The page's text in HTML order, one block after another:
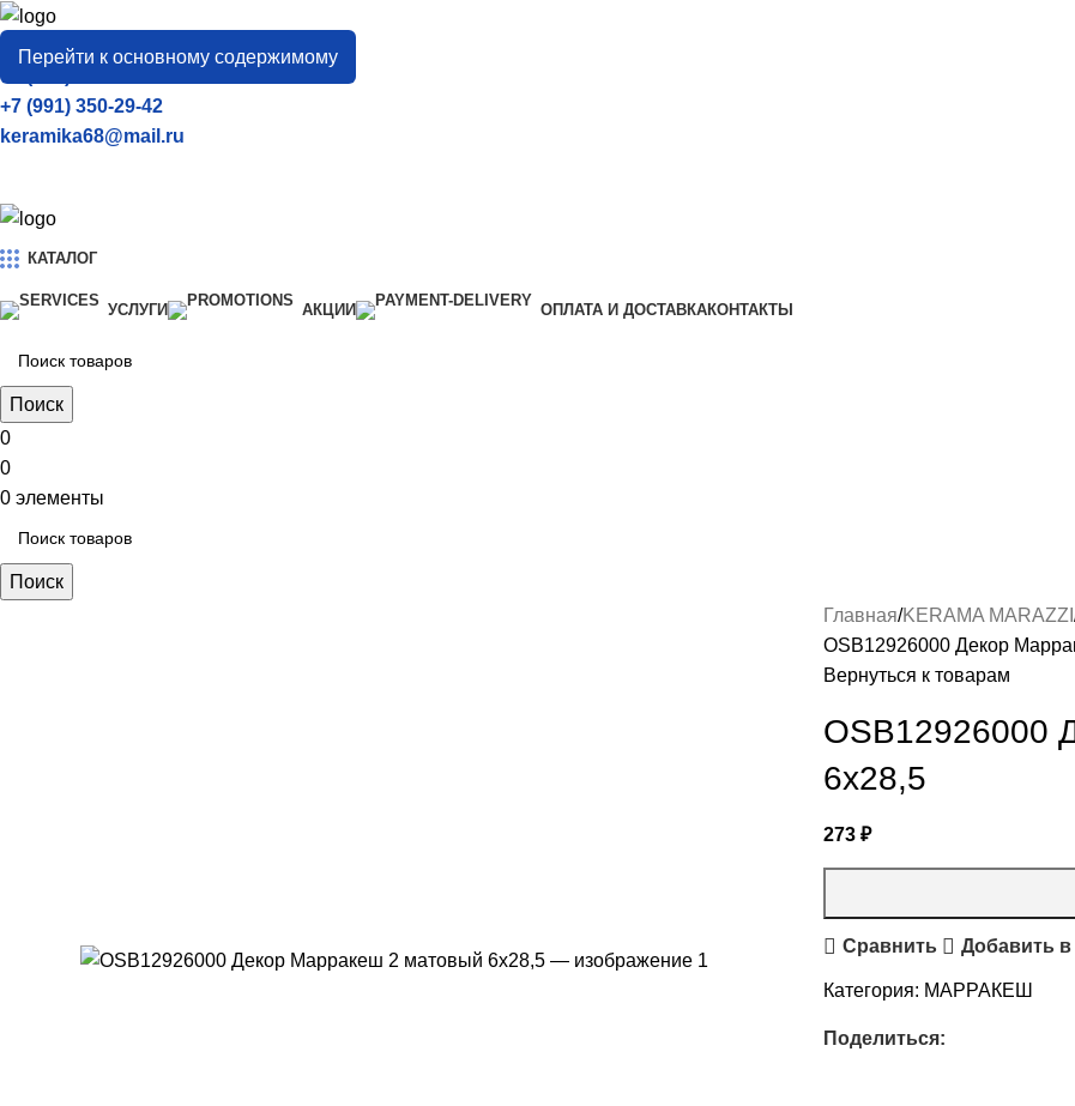
Перейти к основному содержимому
город
Тамбов
+7 (906) 657-33-54
+7 (991) 350-29-42
keramika68@mail.ru
КАТАЛОГ
УСЛУГИ АКЦИИ ОПЛАТА И ДОСТАВКАКОНТАКТЫ
Поиск
0
0
0 элементы
Поиск
Главная KERAMA MARAZZI
OSB12926000 Декор
Вернуться к товарам
OSB12926000
6х28,5
273 ₽
Сравнить Добавить
Категория: МАРРАКЕШ
Поделиться: